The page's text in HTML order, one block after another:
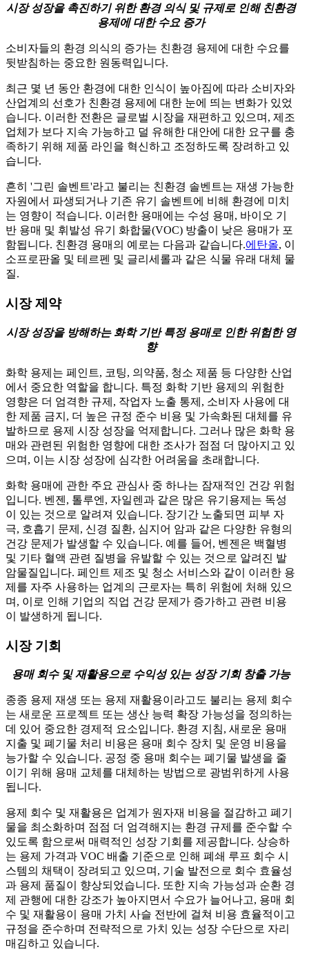
시장 성장을 촉진하기 위한 환경 의식 및 규제로 인해 친환경
용제에 대한 수요 증가
소비자들의 환경 의식의 증가는 친환경 용제에 대한 수요를
뒷받침하는 중요한 원동력입니다.
최근 몇 년 동안 환경에 대한 인식이 높아짐에 따라 소비자와
산업계의 선호가 친환경 용제에 대한 눈에 띄는 변화가 있었
습니다. 이러한 전환은 글로벌 시장을 재편하고 있으며, 제조
업체가 보다 지속 가능하고 덜 유해한 대안에 대한 요구를 충
족하기 위해 제품 라인을 혁신하고 조정하도록 장려하고 있
습니다.
흔히 '그린 솔벤트'라고 불리는 친환경 솔벤트는 재생 가능한
자원에서 파생되거나 기존 유기 솔벤트에 비해 환경에 미치
는 영향이 적습니다. 이러한 용매에는 수성 용매, 바이오 기
반 용매 및 휘발성 유기 화합물(VOC) 방출이 낮은 용매가 포
함됩니다. 친환경 용매의 예로는 다음과 같습니다.에탄올, 이
소프로판올 및 테르펜 및 글리세롤과 같은 식물 유래 대체 물
질.
시장 제약
시장 성장을 방해하는 화학 기반 특정 용매로 인한 위험한 영
향
화학 용제는 페인트, 코팅, 의약품, 청소 제품 등 다양한 산업
에서 중요한 역할을 합니다. 특정 화학 기반 용제의 위험한
영향은 더 엄격한 규제, 작업자 노출 통제, 소비자 사용에 대
한 제품 금지, 더 높은 규정 준수 비용 및 가속화된 대체를 유
발하므로 용제 시장 성장을 억제합니다. 그러나 많은 화학 용
매와 관련된 위험한 영향에 대한 조사가 점점 더 많아지고 있
으며, 이는 시장 성장에 심각한 어려움을 초래합니다.
화학 용매에 관한 주요 관심사 중 하나는 잠재적인 건강 위험
입니다. 벤젠, 톨루엔, 자일렌과 같은 많은 유기용제는 독성
이 있는 것으로 알려져 있습니다. 장기간 노출되면 피부 자
극, 호흡기 문제, 신경 질환, 심지어 암과 같은 다양한 유형의
건강 문제가 발생할 수 있습니다. 예를 들어, 벤젠은 백혈병
및 기타 혈액 관련 질병을 유발할 수 있는 것으로 알려진 발
암물질입니다. 페인트 제조 및 청소 서비스와 같이 이러한 용
제를 자주 사용하는 업계의 근로자는 특히 위험에 처해 있으
며, 이로 인해 기업의 직업 건강 문제가 증가하고 관련 비용
이 발생하게 됩니다.
시장 기회
용매 회수 및 재활용으로 수익성 있는 성장 기회 창출 가능
종종 용제 재생 또는 용제 재활용이라고도 불리는 용제 회수
는 새로운 프로젝트 또는 생산 능력 확장 가능성을 정의하는
데 있어 중요한 경제적 요소입니다. 환경 지침, 새로운 용매
지출 및 폐기물 처리 비용은 용매 회수 장치 및 운영 비용을
능가할 수 있습니다. 공정 중 용매 회수는 폐기물 발생을 줄
이기 위해 용매 교체를 대체하는 방법으로 광범위하게 사용
됩니다.
용제 회수 및 재활용은 업계가 원자재 비용을 절감하고 폐기
물을 최소화하며 점점 더 엄격해지는 환경 규제를 준수할 수
있도록 함으로써 매력적인 성장 기회를 제공합니다. 상승하
는 용제 가격과 VOC 배출 기준으로 인해 폐쇄 루프 회수 시
스템의 채택이 장려되고 있으며, 기술 발전으로 회수 효율성
과 용제 품질이 향상되었습니다. 또한 지속 가능성과 순환 경
제 관행에 대한 강조가 높아지면서 수요가 늘어나고, 용매 회
수 및 재활용이 용매 가치 사슬 전반에 걸쳐 비용 효율적이고
규정을 준수하며 전략적으로 가치 있는 성장 수단으로 자리
매김하고 있습니다.